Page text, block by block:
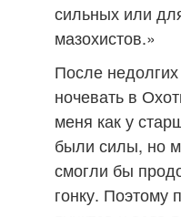
сильных или
мазохистов.»
После
ночевать в
меня как у
были силы, но
смогли бы
гонку. Поэтому